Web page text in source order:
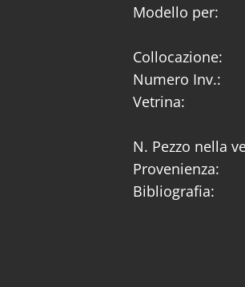
Modello per:
Collocazione:
Numero Inv.:
Vetrina:
N. Pezzo nella
Provenienza:
Bibliografia: